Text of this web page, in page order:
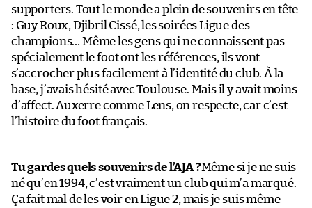
supporters. Tout le monde a plein de souvenirs en tête
: Guy Roux, Djibril Cissé, les soirées Ligue des
champions… Même les gens qui ne connaissent pas
spécialement le foot ont les références, ils vont
s’accrocher plus facilement à l’identité du club. À la
base, j’avais hésité avec Toulouse. Mais il y avait moins
d’affect. Auxerre comme Lens, on respecte, car c’est
l’histoire du foot français.
Tu gardes quels souvenirs de l’AJA ?Même si je ne suis
né qu’en 1994, c’est vraiment un club qui m’a marqué.
Ça fait mal de les voir en Ligue 2, mais je suis même